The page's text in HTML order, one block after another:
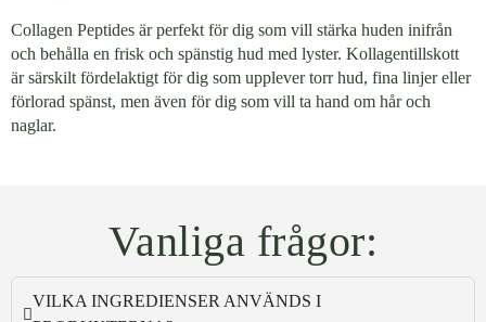
Collagen Peptides är perfekt för dig som vill stärka huden inifrån
och behålla en frisk och spänstig hud med lyster. Kollagentillskott
är särskilt fördelaktigt för dig som upplever torr hud, fina linjer eller
förlorad spänst, men även för dig som vill ta hand om hår och
naglar.
Vanliga frågor:
VILKA INGREDIENSER ANVÄNDS I